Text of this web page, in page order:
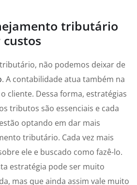
tributário
não podemos deixar de
. A contabilidade atua também na
cliente. Dessa forma, estratégias
tributos são essenciais e cada
optando em dar mais
tributário. Cada vez mais
ele e buscado como fazê-lo.
estratégia pode ser muito
mas que ainda assim vale muito